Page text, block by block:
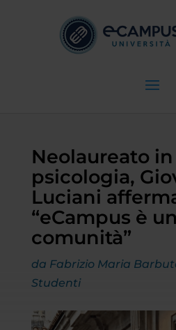
Neolaureato in
psicologia,
Luciani
“eCampus è
comunità”
da Fabrizio Maria
Studenti